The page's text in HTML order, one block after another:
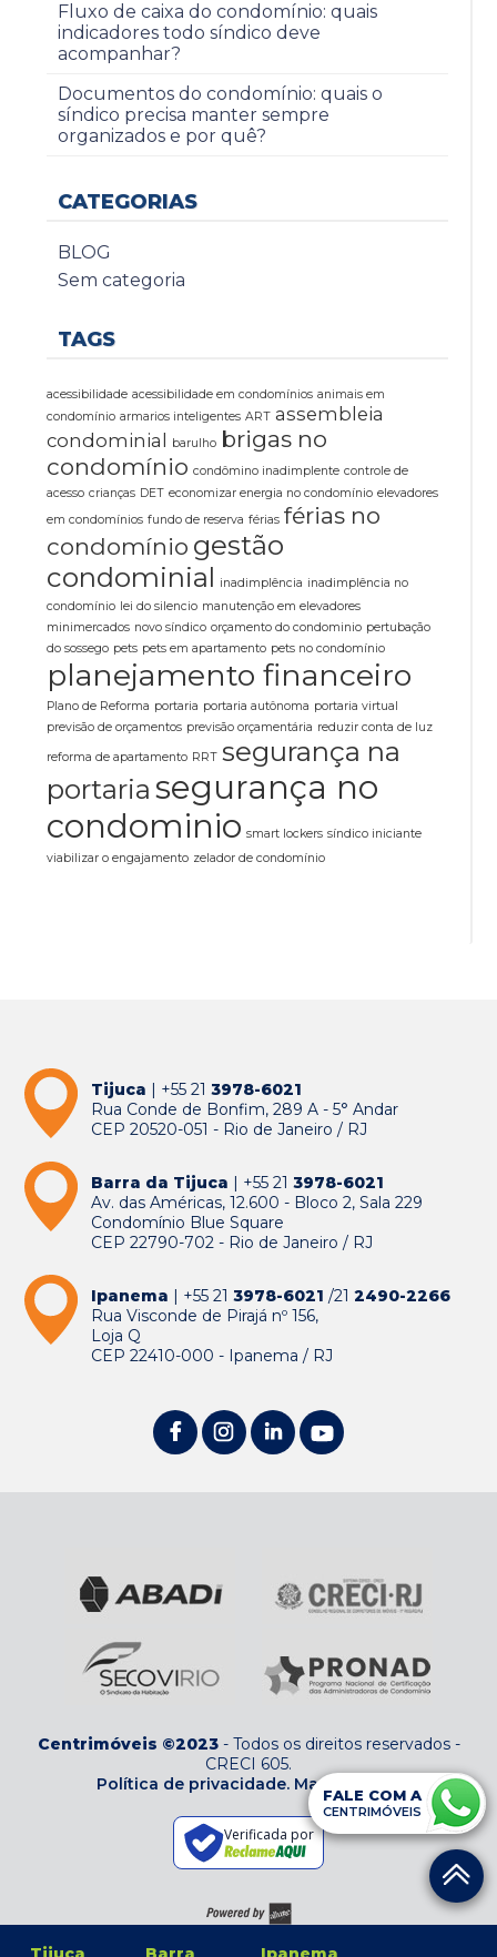
Fluxo de caixa do condomínio: quais
indicadores todo síndico deve
acompanhar?
Documentos do condomínio: quais o
síndico precisa manter sempre
organizados e por quê?
CATEGORIAS
BLOG
Sem categoria
TAGS
acessibilidade acessibilidade em condomínios animais em
condomínio armarios inteligentes ART assembleia
condominial
barulho brigas no
condomínio condômino inadimplente controle de
acesso crianças DET economizar energia no condomínio elevadores
em condomínios fundo de reserva férias férias no
condomínio gestão
condominial inadimplência inadimplência no
condomínio lei do silencio manutenção em elevadores
minimercados novo síndico orçamento do condominio pertubação
do sossego pets pets em apartamento pets no condomínio
planejamento financeiro
Plano de Reforma portaria portaria autônoma portaria virtual
previsão de orçamentos previsão orçamentária reduzir conta de luz
reforma de apartamento RRT segurança na
portaria segurança no
condominio smart lockers síndico iniciante
viabilizar o engajamento zelador de condomínio
Tijuca | +55 213978-6021
Rua Conde de Bonfim, 289 A - 5° Andar
CEP 20520-051 - Rio de Janeiro / RJ
Barra da Tijuca | +55 213978-6021
Av. das Américas, 12.600 - Bloco 2, Sala 229
Condomínio Blue Square
CEP 22790-702 - Rio de Janeiro / RJ
Ipanema | +55 213978-6021 /212490-2266
Rua Visconde de Pirajá nº 156,
Loja Q
CEP 22410-000 - Ipanema / RJ
Centrimóveis ©2023- Todos os direitos reservados-
CRECI 605.
Política de privacidade. Mapa do site
Verificada por
FALE COM A
CENTRIMÓVEIS